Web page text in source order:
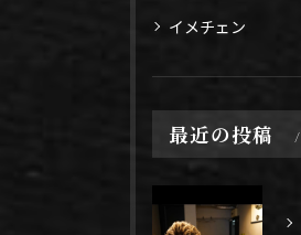
イメチェン
最近の投稿